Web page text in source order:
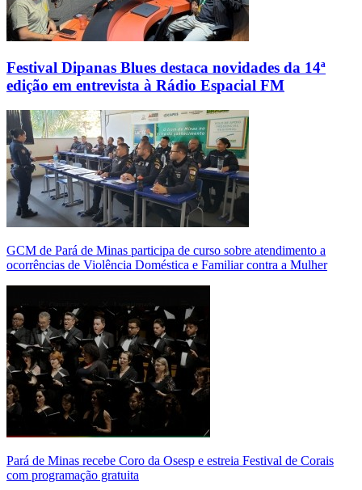
Festival Dipanas Blues destaca novidades da 14ª
edição em entrevista à Rádio Espacial FM
GCM de Pará de Minas participa de curso sobre atendimento a
ocorrências de Violência Doméstica e Familiar contra a Mulher
Pará de Minas recebe Coro da Osesp e estreia Festival de Corais
com programação gratuita